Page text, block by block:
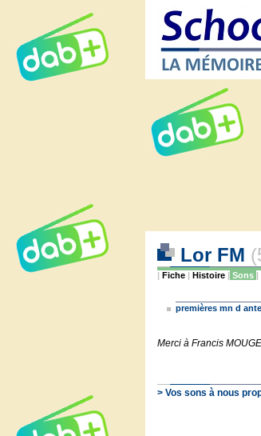
Lor FM
| Fiche | Histoire | Sons |
premières mn d
Merci à Francis
> Vos sons à nous